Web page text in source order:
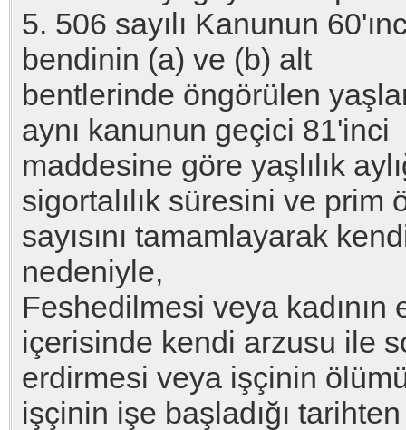
5. 506 sayılı Kanunun
bendinin (a) ve (b) alt
bentlerinde öngörülen
aynı kanunun geçici 81'inci
maddesine göre yaşlılık
sigortalılık süresini ve prim
sayısını tamamlayarak
nedeniyle,
Feshedilmesi veya
içerisinde kendi arzusu ile
erdirmesi veya işçinin
işçinin işe başladığı